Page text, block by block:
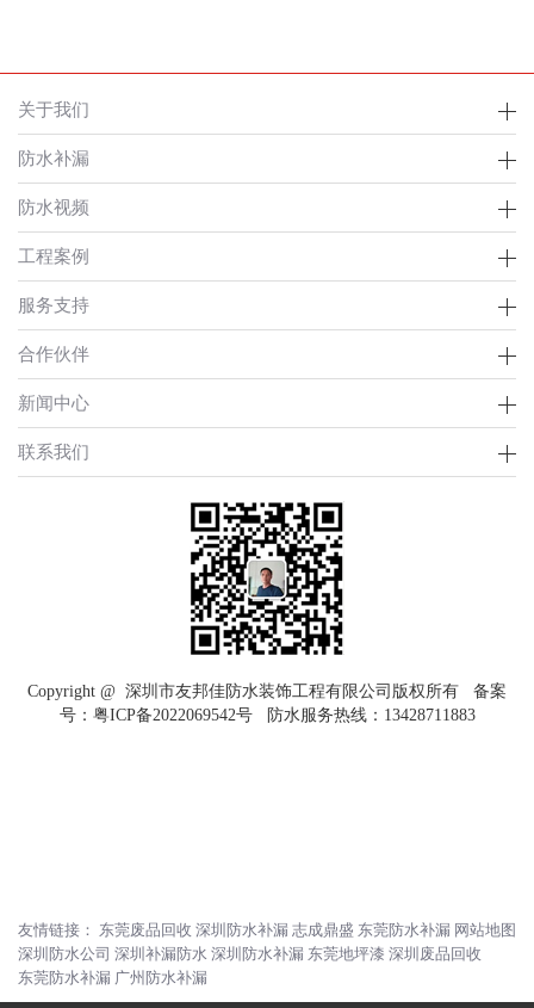
关于我们
防水补漏
防水视频
工程案例
服务支持
合作伙伴
新闻中心
联系我们
Copyright @ 深圳市友邦佳防水装饰工程有限公司版权所有 备案
号： 粤ICP备2022069542号防水服务热线： 13428711883
友情链接： 东莞废品回收 深圳防水补漏 志成鼎盛 东莞防水补漏 网站地图
深圳防水公司 深圳补漏防水 深圳防水补漏 东莞地坪漆 深圳废品回收
东莞防水补漏 广州防水补漏